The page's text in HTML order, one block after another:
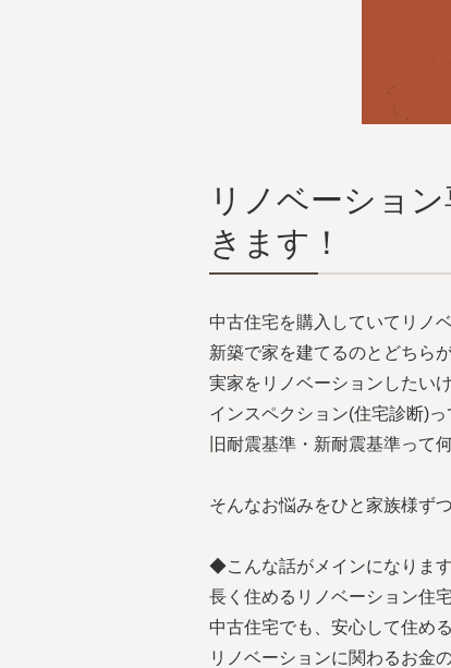
リノベーショ
きます！
中古住宅を購入していてリノ
新築で家を建てるのとどちら
実家をリノベーションしたい
インスペクション(住宅診断)
旧耐震基準・新耐震基準って
そんなお悩みをひと家族様ず
◆こんな話がメインになります
長く住めるリノベーション住
中古住宅でも、安心して住め
リノベーションに関わるお金